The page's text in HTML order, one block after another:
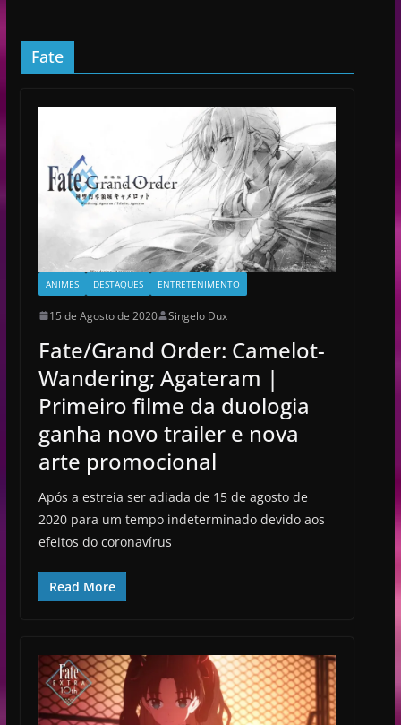
Fate
ANIMES DESTAQUES ENTRETENIMENTO
15 de Agosto de 2020 Singelo Dux
Fate/Grand Order: Camelot-
Wandering; Agateram |
Primeiro filme da duologia
ganha novo trailer e nova
arte promocional
Após a estreia ser adiada de 15 de agosto de
2020 para um tempo indeterminado devido aos
efeitos do coronavírus
Read More